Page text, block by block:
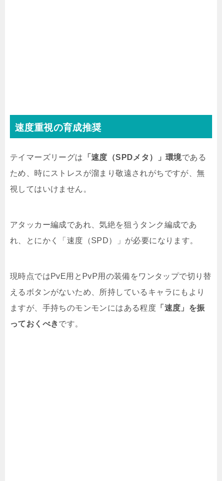
速度重視の育成推奨
テイマーズリーグは 「速度（SPDメタ）」環境である
ため、時にストレスが溜まり敬遠されがちですが、無
視してはいけません。
アタッカー編成であれ、気絶を狙うタンク編成であ
れ、とにかく「速度（SPD）」が必要になります。
現時点ではPvE用とPvP用の装備をワンタップで切り替
えるボタンがないため、所持しているキャラにもより
ますが、手持ちのモンモンにはある程度 「速度」を振
っておくべきです。